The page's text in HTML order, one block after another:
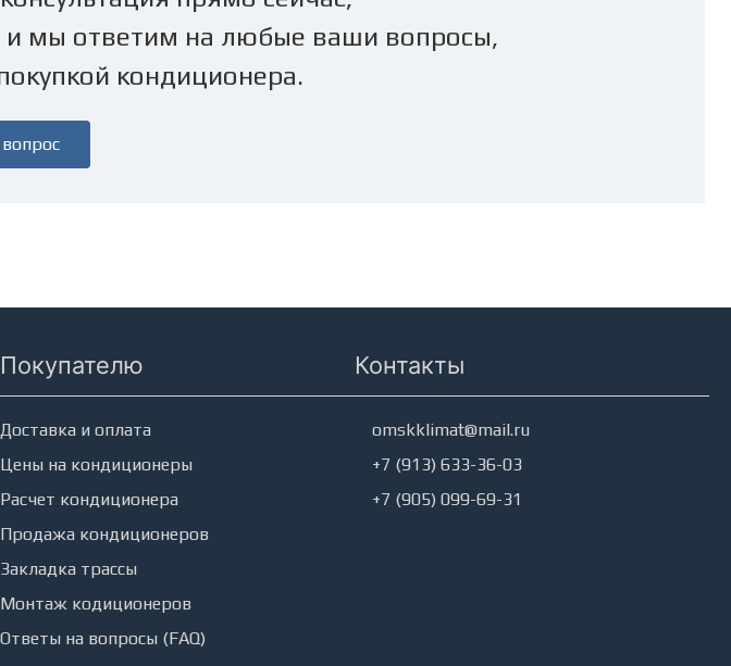
и мы ответим на любые ваши вопросы,
кондиционера.
Покупателю
Доставка и оплата
Цены на кондиционеры
Расчет кондиционера
Продажа кондиционеров
Закладка трассы
Монтаж кодиционеров
Ответы на вопросы (FAQ)
Контакты
omskklimat@mail.ru
+7 (913) 633-36-03
+7 (905) 099-69-31